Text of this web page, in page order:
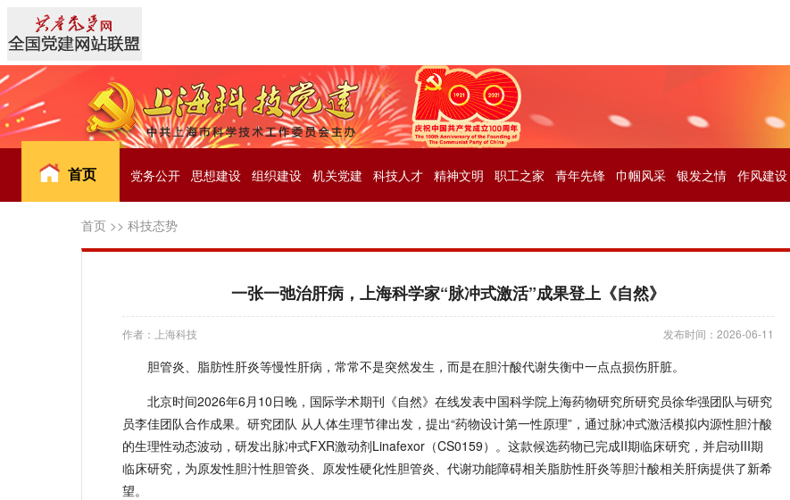
首页 党务公开 思想建设 组织建设 机关党建 科技人才 精神文明 职工之家 青年先锋 巾帼风采 银发之情 作风建设
首页 >> 科技态势
一张一弛治肝病，上海科学家“脉冲式激活”成果登上《自然》
作者：上海科技 发布时间：2026-06-11
胆管炎、脂肪性肝炎等慢性肝病，常常不是突然发生，而是在胆汁酸代谢失衡中一点点损伤肝脏。
北京时间2026年6月10日晚，国际学术期刊《自然》在线发表中国科学院上海药物研究所研究员徐华强团队与研究
员李佳团队合作成果。研究团队 从人体生理节律出发，提出“药物设计第一性原理”，通过脉冲式激活模拟内源性胆汁酸
的生理性动态波动，研发出脉冲式FXR激动剂Linafexor（CS0159）。这款候选药物已完成II期临床研究，并启动III期
临床研究，为原发性胆汁性胆管炎、原发性硬化性胆管炎、代谢功能障碍相关脂肪性肝炎等胆汁酸相关肝病提供了新希
望。